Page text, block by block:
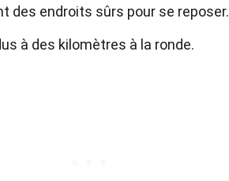
des endroits sûrs pour se reposer.
à des kilomètres à la ronde.